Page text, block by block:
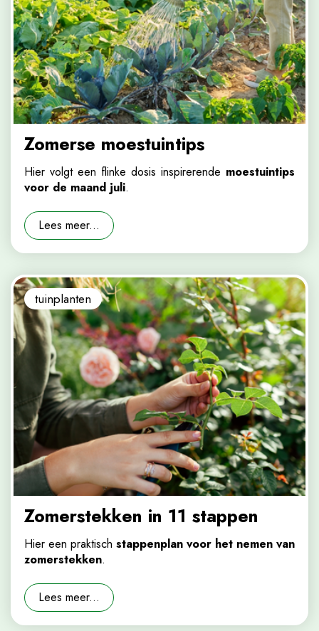
Zomerse moestuintips
Hier volgt een flinke dosis inspirerende moestuintips
voor de maand juli.
Lees meer...
Zomerstekken in 11 stappen
tuinplanten
Hier een praktisch stappenplan voor het nemen van
zomerstekken.
Lees meer...